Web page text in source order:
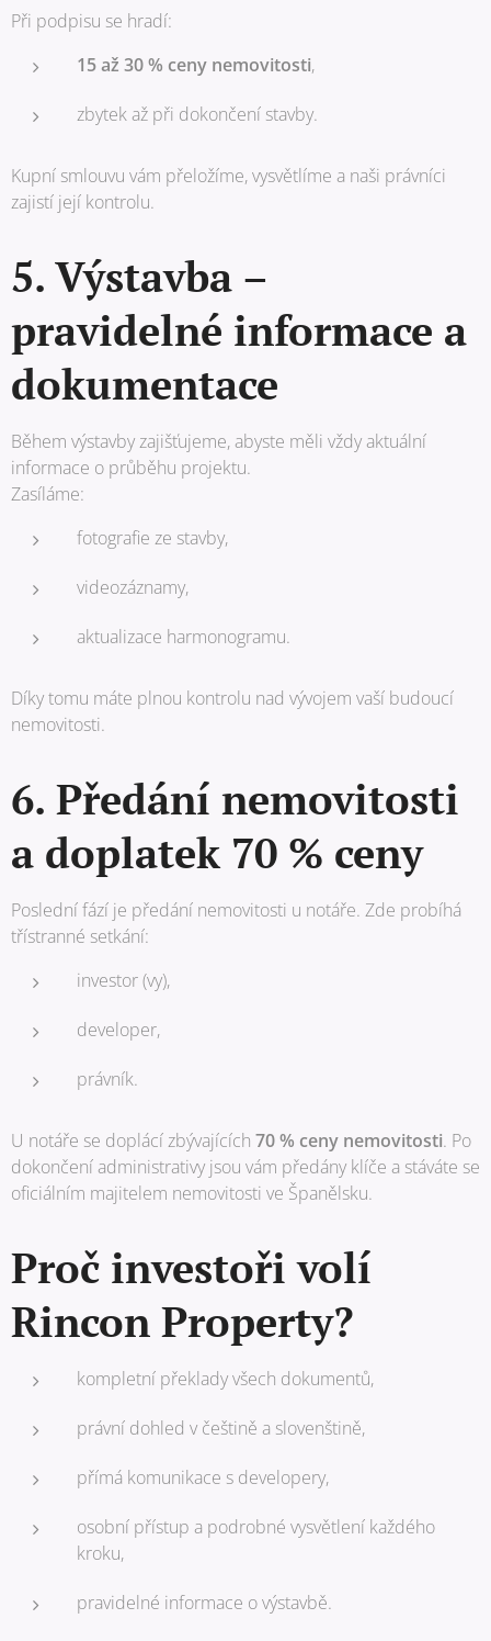
Při podpisu se hradí:
15 až 30 % ceny nemovitosti,
zbytek až při dokončení stavby.
Kupní smlouvu vám přeložíme, vysvětlíme a naši právníci
zajistí její kontrolu.
5. Výstavba –
pravidelné informace a
dokumentace
Během výstavby zajišťujeme, abyste měli vždy aktuální
informace o průběhu projektu.
Zasíláme:
fotografie ze stavby,
videozáznamy,
aktualizace harmonogramu.
Díky tomu máte plnou kontrolu nad vývojem vaší budoucí
nemovitosti.
6. Předání nemovitosti
a doplatek 70 % ceny
Poslední fází je předání nemovitosti u notáře. Zde probíhá
třístranné setkání:
investor (vy),
developer,
právník.
U notáře se doplácí zbývajících 70 % ceny nemovitosti. Po
dokončení administrativy jsou vám předány klíče a stáváte se
oficiálním majitelem nemovitosti ve Španělsku.
Proč investoři volí
Rincon Property?
kompletní překlady všech dokumentů,
právní dohled v češtině a slovenštině,
přímá komunikace s developery,
osobní přístup a podrobné vysvětlení každého
kroku,
pravidelné informace o výstavbě.